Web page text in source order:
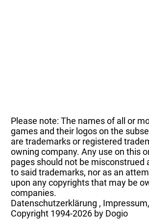
Please note: The names of all or
games and their logos on the
are trademarks or registered
owning company. Any use on this
pages should not be misconstrued
to said trademarks, nor as an
upon any copyrights that may be
companies.
Datenschutzerklärung ,
Copyright 1994-2026 by Dogio